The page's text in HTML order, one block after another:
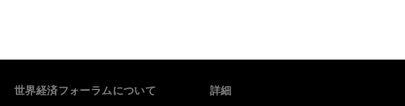
世界経済フォーラムについて 詳細